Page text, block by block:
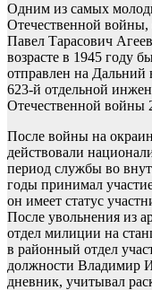
Одним из самых
Отечественной
Павел Тарасович
возрасте в 1945 году
отправлен на Дальний
623-й отдельной
Отечественной войны
После войны на
действовали
период службы во
годы принимал
он имеет статус
После увольнения из
отдел милиции на
в районный отдел
должности Владимир
дневник, учитывал